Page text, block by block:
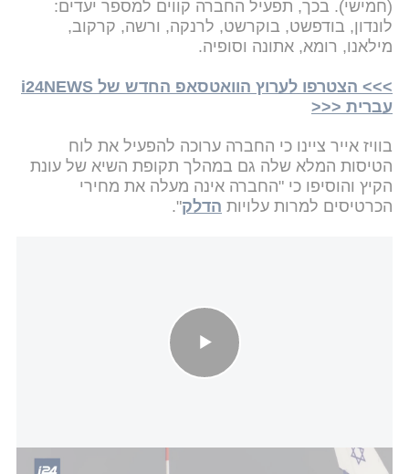
(חמישי). בכך, תפעיל החברה קווים למספר יעדים:
לונדון, בודפשט, בוקרשט, לרנקה, ורשה, קרקוב,
מילאנו, רומא, אתונה וסופיה.
>>> הצטרפו לערוץ הוואטסאפ החדש של i24NEWS
עברית <<<
בוויז אייר ציינו כי החברה ערוכה להפעיל את לוח
הטיסות המלא שלה גם במהלך תקופת השיא של עונת
הקיץ והוסיפו כי "החברה אינה מעלה את מחירי
הכרטיסים למרות עלויות הדלק".
חזרה לשגרה: משבר הדלק ויוקר הטיסות